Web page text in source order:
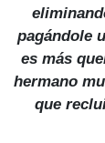
pagándole
es más
hermano
que